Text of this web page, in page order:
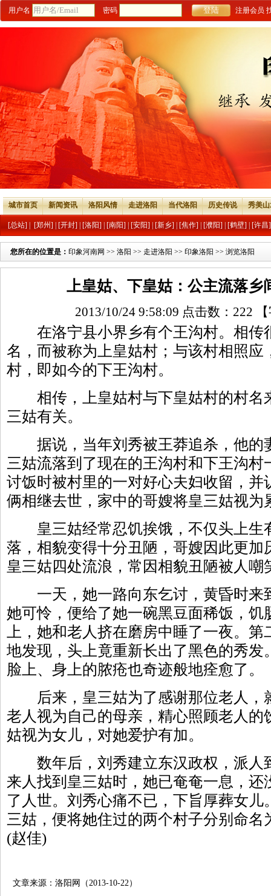
用户名 密码 注册会员
城市首页 新闻资讯 洛阳风情 走进洛阳 当代洛阳 历史传说 秀美
[总站] [郑州] [开封] [洛阳] [南阳] [安阳] [新乡] [焦作] [濮阳] [鹤壁] [许昌]
您所在的位置是： 印象河南网 >> 洛阳 >> 走进洛阳 >> 印象洛阳 >> 浏览洛阳
上皇姑、下皇姑：公主流落乡
2013/10/24 9:58:09 点击数： 222
在洛宁县小界乡有个王沟村。相传
名，而被称为上皇姑村；与该村相照应
村，即如今的下王沟村。
相传，上皇姑村与下皇姑村的村名
三姑有关。
据说，当年刘秀被王莽追杀，他的
三姑流落到了现在的王沟村和下王沟
讨饭时被村里的一对好心夫妇收留，并
俩相继去世，家中的哥嫂将皇三姑视为
皇三姑经常忍饥挨饿，不仅头上生
落，相貌变得十分丑陋，哥嫂因此更加
皇三姑四处流浪，常因相貌丑陋被人嘲
一天，她一路向东乞讨，黄昏时来
她可怜，便给了她一碗黑豆面稀饭，饥
上，她和老人挤在磨房中睡了一夜。
地发现，头上竟重新长出了黑色的秀发
脸上、身上的脓疮也奇迹般地痊愈了。
后来，皇三姑为了感谢那位老人，
老人视为自己的母亲，精心照顾老人的
姑视为女儿，对她爱护有加。
数年后，刘秀建立东汉政权，派人
来人找到皇三姑时，她已奄奄一息，还
了人世。刘秀心痛不已，下旨厚葬女
三姑，便将她住过的两个村子分别命
(赵佳)
文章来源：洛阳网（2013-10-22）